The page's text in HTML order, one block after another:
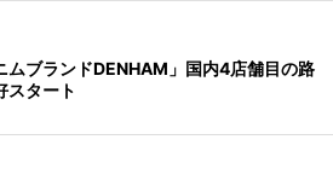
ムブランドDENHAM」国内4店舗目の路
スタート